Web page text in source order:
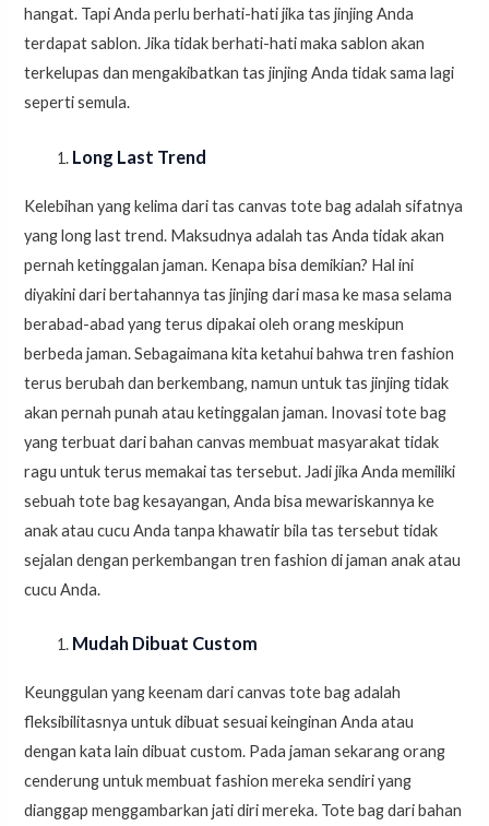
hangat. Tapi Anda perlu berhati-hati jika tas jinjing Anda
terdapat sablon. Jika tidak berhati-hati maka sablon akan
terkelupas dan mengakibatkan tas jinjing Anda tidak sama lagi
seperti semula.
Long Last Trend
Kelebihan yang kelima dari tas canvas tote bag adalah sifatnya
yang long last trend. Maksudnya adalah tas Anda tidak akan
pernah ketinggalan jaman. Kenapa bisa demikian? Hal ini
diyakini dari bertahannya tas jinjing dari masa ke masa selama
berabad-abad yang terus dipakai oleh orang meskipun
berbeda jaman. Sebagaimana kita ketahui bahwa tren fashion
terus berubah dan berkembang, namun untuk tas jinjing tidak
akan pernah punah atau ketinggalan jaman. Inovasi tote bag
yang terbuat dari bahan canvas membuat masyarakat tidak
ragu untuk terus memakai tas tersebut. Jadi jika Anda memiliki
sebuah tote bag kesayangan, Anda bisa mewariskannya ke
anak atau cucu Anda tanpa khawatir bila tas tersebut tidak
sejalan dengan perkembangan tren fashion di jaman anak atau
cucu Anda.
Mudah Dibuat Custom
Keunggulan yang keenam dari canvas tote bag adalah
fleksibilitasnya untuk dibuat sesuai keinginan Anda atau
dengan kata lain dibuat custom. Pada jaman sekarang orang
cenderung untuk membuat fashion mereka sendiri yang
dianggap menggambarkan jati diri mereka. Tote bag dari bahan